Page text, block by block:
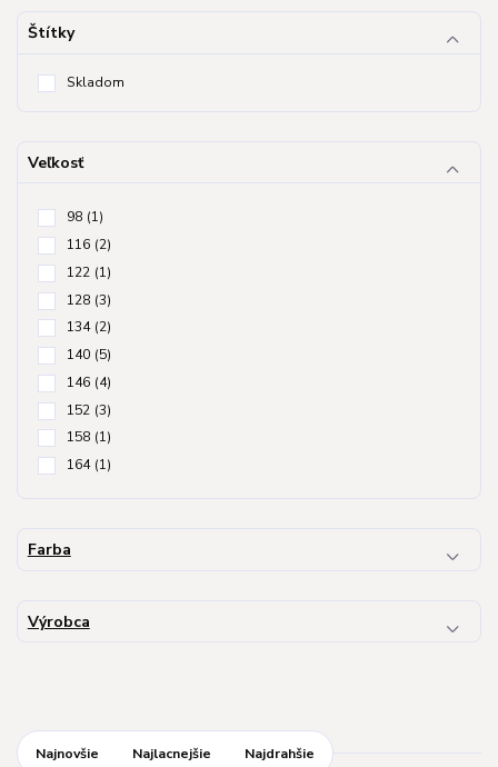
Štítky
Skladom
Veľkosť
98 (1)
116 (2)
122 (1)
128 (3)
134 (2)
140 (5)
146 (4)
152 (3)
158 (1)
164 (1)
Farba
Výrobca
Najnovšie Najlacnejšie Najdrahšie